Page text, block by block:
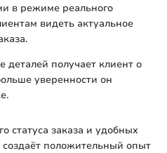
в режиме реального
видеть актуальное
получает клиент о
уверенности он
статуса заказа и удобных
создаёт положительный опыт